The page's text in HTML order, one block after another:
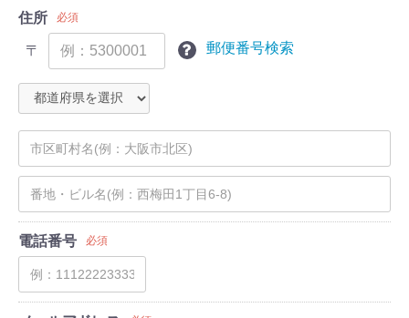
住所 必須
〒 郵便番号検索
電話番号 必須